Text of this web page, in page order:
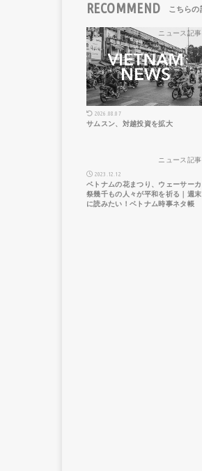
RECOMMEND
ニュース記事
2026.08.07
サムスン、対越投資を拡大
ニュース記事
2023.12.12
ベトナムの花まつり、ウェーサーカ
祭幾千もの人々が平和を祈る｜週末
に読みたい！ベトナム時事ネタ帳